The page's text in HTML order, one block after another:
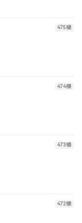
475楼
474楼
473楼
472楼